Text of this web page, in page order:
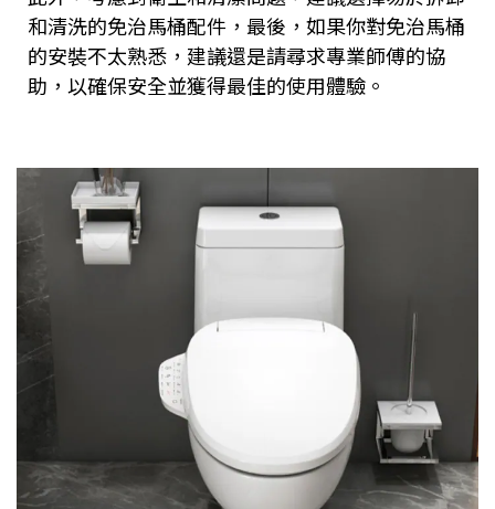
和清洗的免治馬桶配件，最後，如果你對免治馬桶
的安裝不太熟悉，建議還是請尋求專業師傅的協
助，以確保安全並獲得最佳的使用體驗。